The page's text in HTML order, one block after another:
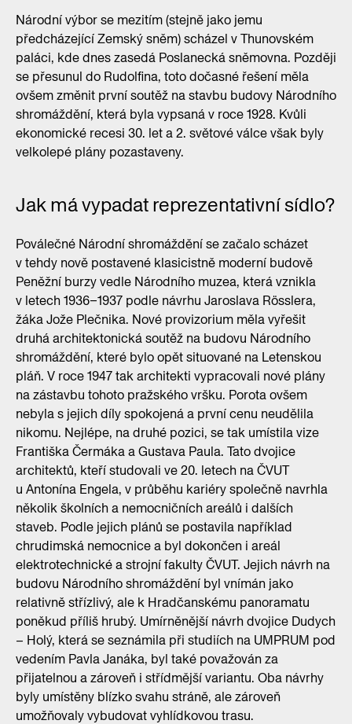
Národní výbor se mezitím (stejně jako jemu
předcházející Zemský sněm) scházel v Thunovském
paláci, kde dnes zasedá Poslanecká sněmovna. Později
se přesunul do Rudolfina, toto dočasné řešení měla
ovšem změnit první soutěž na stavbu budovy Národního
shromáždění, která byla vypsaná v roce 1928. Kvůli
ekonomické recesi 30. let a 2. světové válce však byly
velkolepé plány pozastaveny.
Jak má vypadat reprezentativní sídlo?
Poválečné Národní shromáždění se začalo scházet
v tehdy nově postavené klasicistně moderní budově
Peněžní burzy vedle Národního muzea, která vznikla
v letech 1936–1937 podle návrhu Jaroslava Rösslera,
žáka Jože Plečnika. Nové provizorium měla vyřešit
druhá architektonická soutěž na budovu Národního
shromáždění, které bylo opět situované na Letenskou
pláň. V roce 1947 tak architekti vypracovali nové plány
na zástavbu tohoto pražského vršku. Porota ovšem
nebyla s jejich díly spokojená a první cenu neudělila
nikomu. Nejlépe, na druhé pozici, se tak umístila vize
Františka Čermáka a Gustava Paula. Tato dvojice
architektů, kteří studovali ve 20. letech na ČVUT
u Antonína Engela, v průběhu kariéry společně navrhla
několik školních a nemocničních areálů i dalších
staveb. Podle jejich plánů se postavila například
chrudimská nemocnice a byl dokončen i areál
elektrotechnické a strojní fakulty ČVUT. Jejich návrh na
budovu Národního shromáždění byl vnímán jako
relativně střízlivý, ale k Hradčanskému panoramatu
poněkud příliš hrubý. Umírněnější návrh dvojice Dudych
– Holý, která se seznámila při studiích na UMPRUM pod
vedením Pavla Janáka, byl také považován za
přijatelnou a zároveň i střídmější variantu. Oba návrhy
byly umístěny blízko svahu stráně, ale zároveň
umožňovaly vybudovat vyhlídkovou trasu.